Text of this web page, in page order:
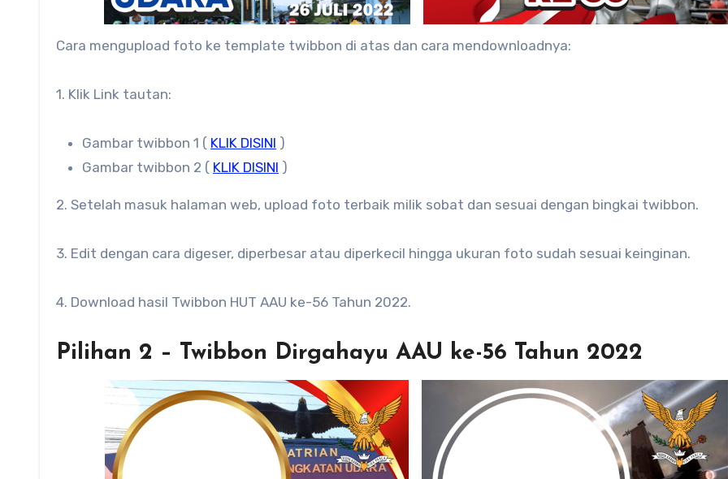
Cara mengupload foto ke template twibbon di atas dan cara mendownloadnya:
1. Klik Link tautan:
Gambar twibbon 1 ( KLIK DISINI )
Gambar twibbon 2 ( KLIK DISINI )
2. Setelah masuk halaman web, upload foto terbaik milik sobat dan sesuai dengan bingkai twibbon.
3. Edit dengan cara digeser, diperbesar atau diperkecil hingga ukuran foto sudah sesuai keinginan.
4. Download hasil Twibbon HUT AAU ke-56 Tahun 2022.
Pilihan 2 – Twibbon Dirgahayu AAU ke-56 Tahun 2022